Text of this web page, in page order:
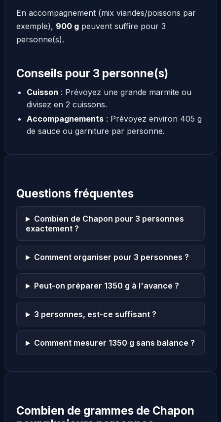
En accompagnement (mix viandes/poissons par
exemple), 900 g peuvent suffire pour 3
personne(s).
Conseils pour 3 personne(s)
Cuisson : Prévoyez une grande marmite ou
divisez en 2 cuissons.
Accompagnements: Prévoyez environ 405 g
de sauce ou garniture par personne.
Questions fréquentes
Combien de Chapon pour 3 personnes
exactement ?
Comment organiser pour 3 personnes ?
Peut-on préparer 1350 g à l'avance ?
3 personnes, est-ce suffisant ?
Comment mesurer 1350 g sans balance ?
Combien de grammes de Chapon